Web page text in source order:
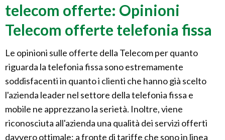
telecom offerte: Opinioni
Telecom offerte telefonia fissa
Le opinioni sulle offerte della Telecom per quanto
riguarda la telefonia fissa sono estremamente
soddisfacenti in quanto i clienti che hanno già scelto
l'azienda leader nel settore della telefonia fissa e
mobile ne apprezzano la serietà. Inoltre, viene
riconosciuta all'azienda una qualità dei servizi offerti
davvero ottimale: a fronte di tariffe che sono in linea